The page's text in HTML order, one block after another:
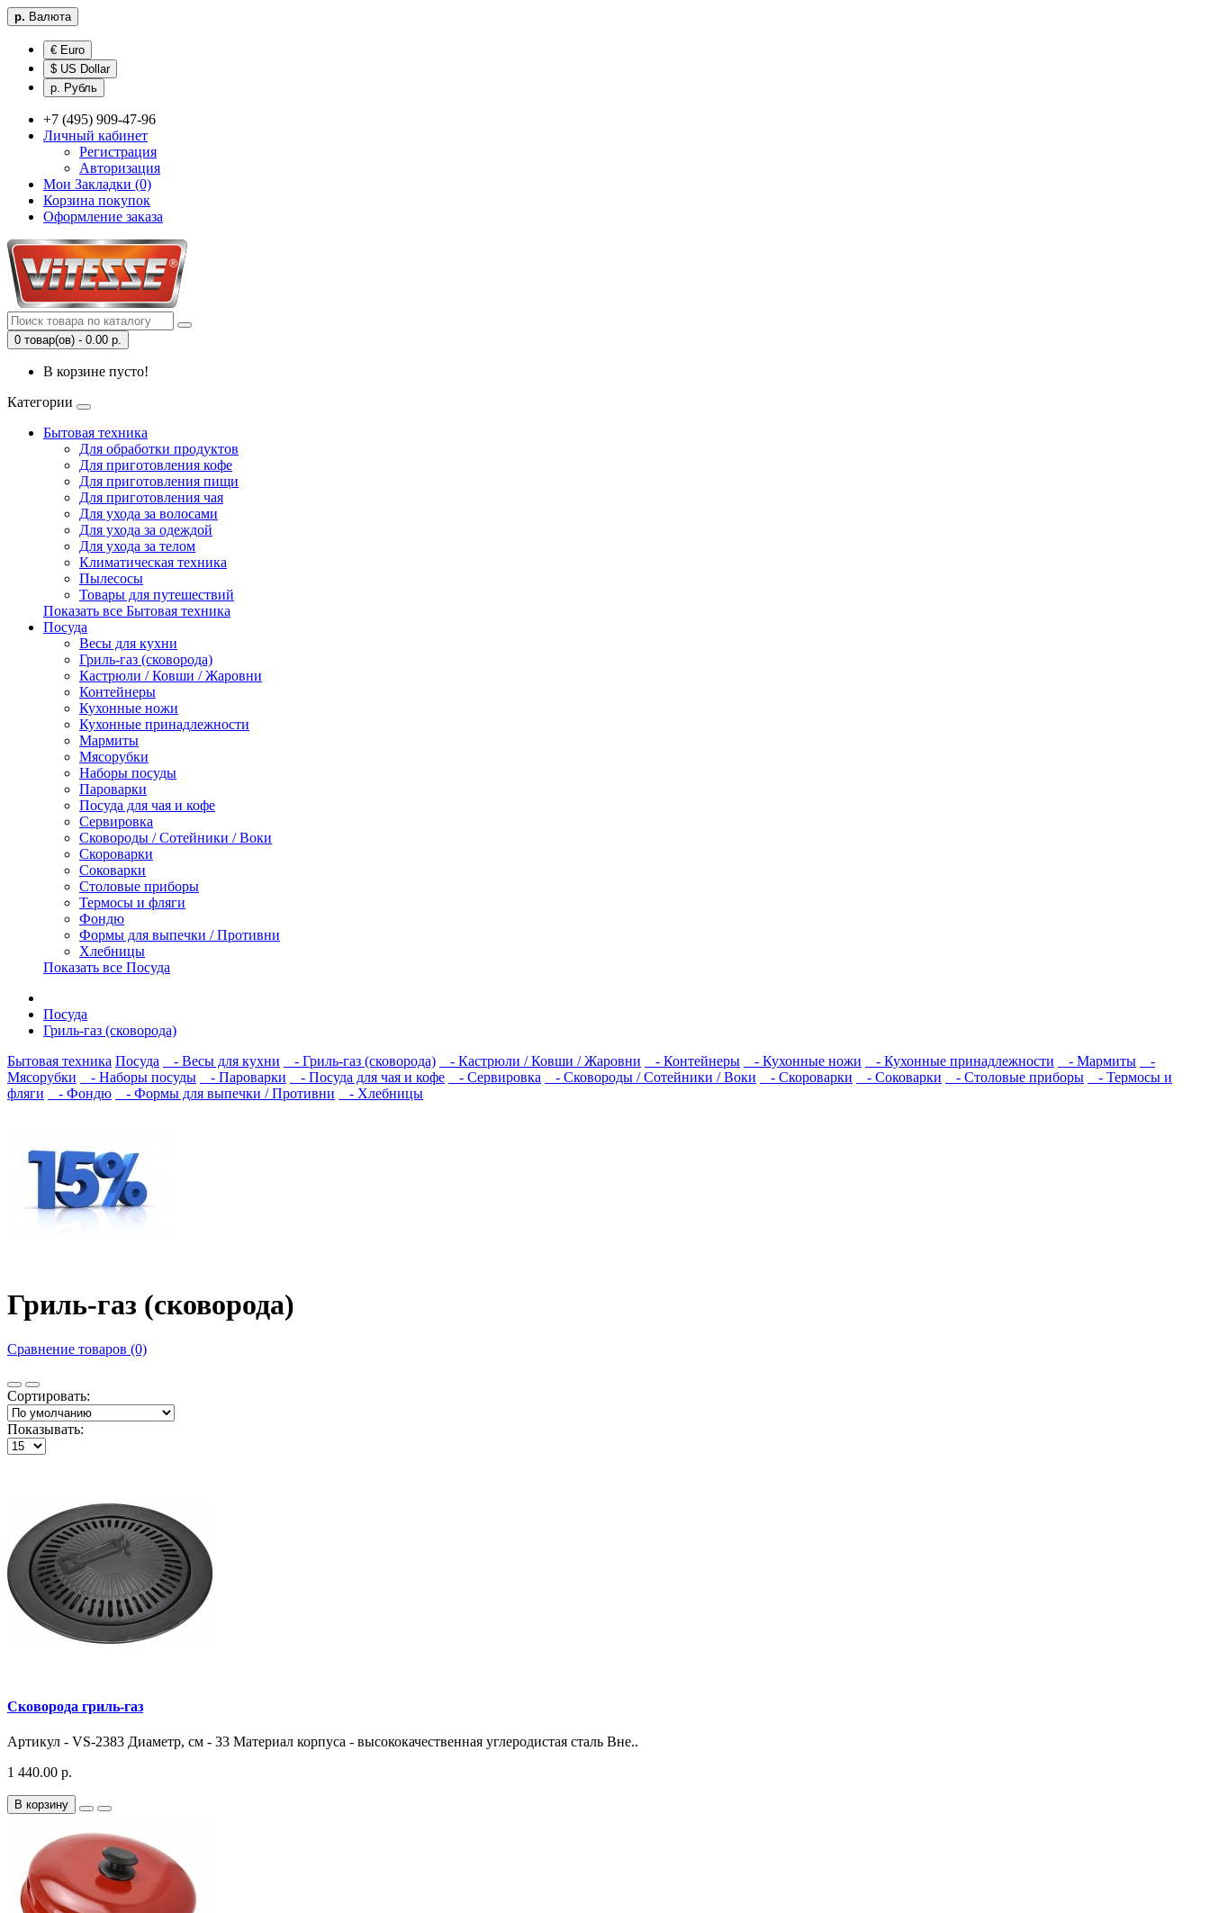
р. Валюта
€ Euro
$ US Dollar
р. Рубль
+7 (495) 909-47-96
Личный кабинет
Регистрация
Авторизация
Мои Закладки (0)
Корзина покупок
Оформление заказа
0 товар(ов) - 0.00 р.
В корзине пусто!
Категории
Бытовая техника
Для обработки продуктов
Для приготовления кофе
Для приготовления пищи
Для приготовления чая
Для ухода за волосами
Для ухода за одеждой
Для ухода за телом
Климатическая техника
Пылесосы
Товары для путешествий
Показать все Бытовая техника
Посуда
Весы для кухни
Гриль-газ (сковорода)
Кастрюли / Ковши / Жаровни
Контейнеры
Кухонные ножи
Кухонные принадлежности
Мармиты
Мясорубки
Наборы посуды
Пароварки
Посуда для чая и кофе
Сервировка
Сковороды / Сотейники / Воки
Скороварки
Соковарки
Столовые приборы
Термосы и фляги
Фондю
Формы для выпечки / Противни
Хлебницы
Показать все Посуда
Посуда
Гриль-газ (сковорода)
Бытовая техника Посуда - Весы для кухни - Гриль-газ (сковорода) - Кастрюли / Ковши / Жаровни - Контейнеры - Кухонные ножи - Кухонные принадлежности - Мармиты
-
Мясорубки
- Наборы посуды - Пароварки - Посуда для чая и кофе - Сервировка - Сковороды / Сотейники / Воки - Скороварки - Соковарки - Столовые приборы
- Термосы и
фляги
- Фондю - Формы для выпечки / Противни - Хлебницы
Гриль-газ (сковорода)
Сравнение товаров (0)
Сортировать:
Показывать:
Сковорода гриль-газ
Артикул - VS-2383 Диаметр, см - 33 Материал корпуса - высококачественная углеродистая сталь Вне..
1 440.00 р.
В корзину